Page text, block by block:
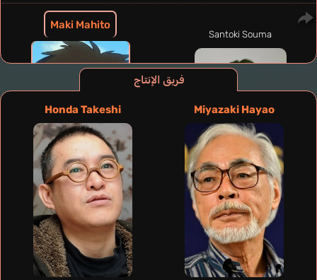
فريق الإنتاج
Miyazaki Hayao
Honda Takeshi
Maki Mahito
Santoki Souma